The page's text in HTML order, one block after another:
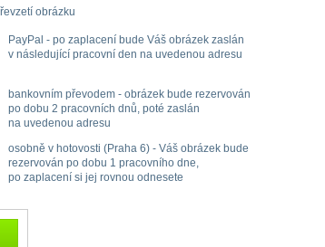
obrázku
PayPal - po zaplacení bude Váš obrázek zaslán
v následující pracovní den na uvedenou adresu
bankovním převodem - obrázek bude rezervován
po dobu 2 pracovních dnů, poté zaslán
na uvedenou adresu
osobně v hotovosti (Praha 6) - Váš obrázek bude
rezervován po dobu 1 pracovního dne,
po zaplacení si jej rovnou odnesete